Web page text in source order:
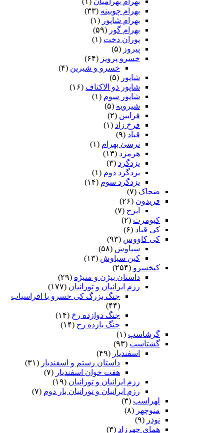
بهرام چوبینه (۳۳)
بهرام شاپور (۱)
بهرام گور (۵۹)
پوران دخت (۱)
پیروز (۵)
خسرو پرویز (۶۴)
خسرو و شیرین (۴)
شاپور (۵)
شاپور ذو الاکتاف (۱۶)
شاپور سوم‏ (۱)
شیرویه (۵)
فرایین (۲)
فرخ زاد (۱)
قباد (۹)
نرسئ بهرام‏ (۱)
هرمزد (۱۳)
یزدگرد (۳)
یزدگرد دوم (۱)
یزدگرد سوم (۱۴)
ضحاک (۷)
فریدون (۲۶)
ایرج (۷)
کیومرث (۲)
کی قباد (۶)
کی کاووس (۹۳)
سیاوش (۵۸)
کین سیاوش (۱۳)
کیخسرو (۲۵۴)
داستان بیژن و منیژه (۲۹)
رزم ایرانیان و تورانیان (۱۷۷)
جنگ بزرگ کی خسرو با افراسیاب
(۴۴)
جنگ دوازده رخ (۱۴)
جنگ یازده رخ (۱۴)
گرشاسپ (۱)
گشتاسب (۹۳)
اسفندیار (۴۹)
داستان رستم و اسفندیار (۳۱)
هفت خوان اسفندیار (۷)
رزم ایرانیان و تورانیان (۱۹)
رزم ایرانیان و تورانیان بار دوم (۷)
لهراسب (۳)
منوچهر (۸)
نوذر (۹)
هماى چهرزاد (۳)